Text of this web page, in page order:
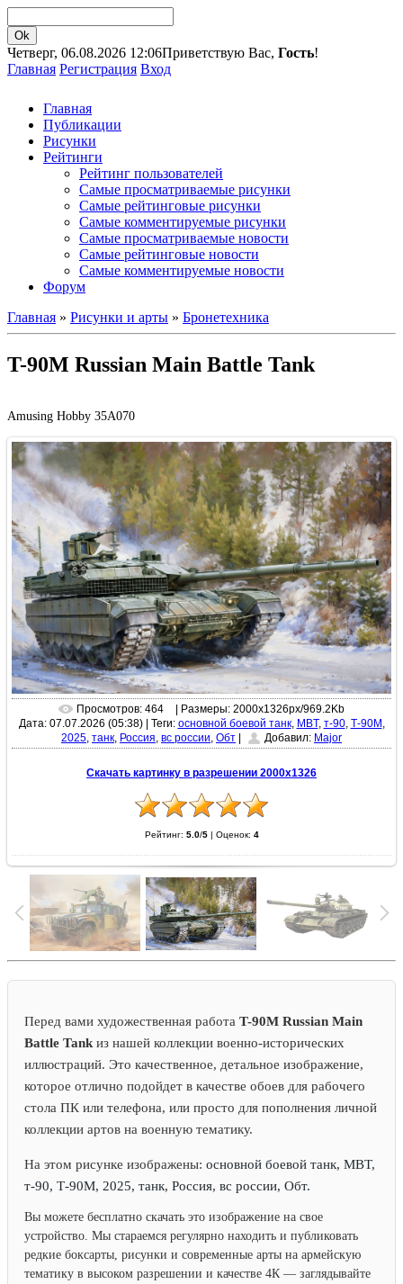
Четверг, 06.08.2026 12:06Приветствую Вас, Гость!
Главная Регистрация Вход
Главная
Публикации
Рисунки
Рейтинги
Рейтинг пользователей
Самые просматриваемые рисунки
Самые рейтинговые рисунки
Самые комментируемые рисунки
Самые просматриваемые новости
Самые рейтинговые новости
Самые комментируемые новости
Форум
Главная » Рисунки и арты » Бронетехника
T-90M Russian Main Battle Tank
Amusing Hobby 35A070
Просмотров: 464
| Размеры: 2000x1326px/969.2Kb
Дата: 07.07.2026 (05:38)| Теги: основной боевой танк, MBT, т-90, Т-90М
2025 танк Россия вс россии Обт | Добавил: Major
Скачать картинку в разрешении 2000x1326
Рейтинг: 5.0/5| Оценок: 4
Перед вами художественная работа T-90M Russian Main
Battle Tank из нашей коллекции военно-исторических
иллюстраций. Это качественное, детальное изображение,
которое отлично подойдет в качестве обоев для рабочего
стола ПК или телефона, или просто для пополнения личной
коллекции артов на военную тематику.
На этом рисунке изображены: основной боевой танк, MBT,
т-90, Т-90М, 2025, танк, Россия, вс россии, Обт.
Вы можете бесплатно скачать это изображение на свое
устройство. Мы стараемся регулярно находить и публиковать
редкие боксарты, рисунки и современные арты на армейскую
тематику в высоком разрешении и качестве 4К — заглядывайте